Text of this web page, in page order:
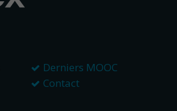
Derniers MOOC
Contact